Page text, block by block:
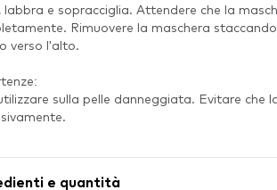
labbra e sopracciglia. Attendere che la
Rimuovere la maschera
verso l'alto.
sulla pelle danneggiata. Evitare che
e quantità